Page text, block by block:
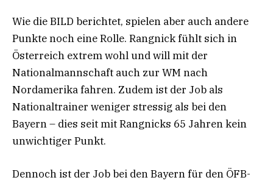
Wie die BILD berichtet, spielen aber auch andere
Punkte noch eine Rolle. Rangnick fühlt sich in
Österreich extrem wohl und will mit der
Nationalmannschaft auch zur WM nach
Nordamerika fahren. Zudem ist der Job als
Nationaltrainer weniger stressig als bei den
Bayern – dies seit mit Rangnicks 65 Jahren kein
unwichtiger Punkt.
Dennoch ist der Job bei den Bayern für den ÖFB-